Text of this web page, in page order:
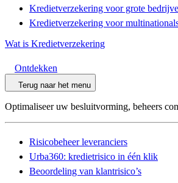
Kredietverzekering voor grote
Kredietverzekering voor
Wat is Kredietverzekering
Ontdekken
Terug naar het menu
Optimaliseer uw besluitvorming, beheers
Risicobeheer leveranciers
Urba360: kredietrisico in één klik
Beoordeling van klant­risico’s